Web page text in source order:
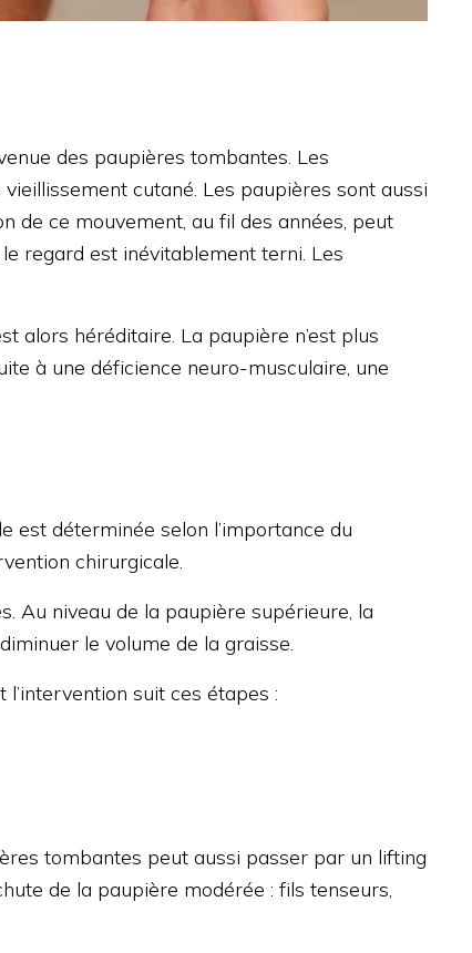
des paupières tombantes. Les
cutané. Les paupières sont aussi
de ce mouvement, au fil des années, peut
regard est inévitablement terni. Les
alors héréditaire. La paupière n’est plus
à une déficience neuro-musculaire, une
est déterminée selon l’importance du
chirurgicale.
Au niveau de la paupière supérieure, la
le volume de la graisse.
suit ces étapes :
tombantes peut aussi passer par un lifting
de la paupière modérée : fils tenseurs,